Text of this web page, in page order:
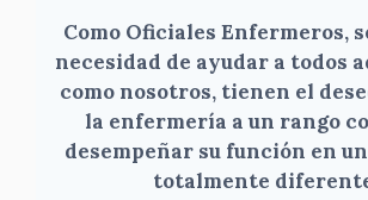
Como Oficiales Enfermeros,
necesidad de ayudar a todos
como nosotros, tienen el
la enfermería a un rango
desempeñar su función en
totalmente